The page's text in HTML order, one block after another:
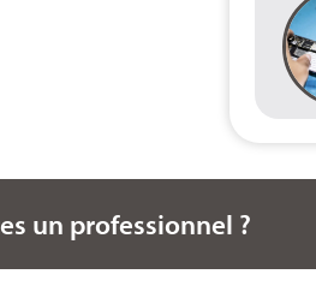
un professionnel ?